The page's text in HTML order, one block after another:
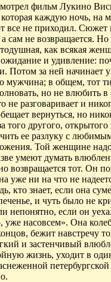
фильм Лукино
каждую ночь, на
все не приходил. Сюжет
сам не возвращается.
как всякая
и удивление:
Потом за ней начинает
мужчина; в общем, тот
но не влюбить в
разговаривает и
вернуться, но
того другого, открытого
ее разлуку с
Той женщине
умеют думать
тот. Он
уже ни на что не
кто знает, если она
и чуть было не
непонятно, если он
уже насовсем». Она
бежит навстречу
и застенчивый
жизнь, уходит в